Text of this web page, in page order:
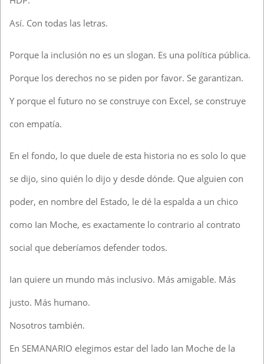
Así. Con todas las letras.
Porque la inclusión no es un slogan. Es una política pública.
Porque los derechos no se piden por favor. Se garantizan.
Y porque el futuro no se construye con Excel, se construye
con empatía.
En el fondo, lo que duele de esta historia no es solo lo que
se dijo, sino quién lo dijo y desde dónde. Que alguien con
poder, en nombre del Estado, le dé la espalda a un chico
como Ian Moche, es exactamente lo contrario al contrato
social que deberíamos defender todos.
Ian quiere un mundo más inclusivo. Más amigable. Más
justo. Más humano.
Nosotros también.
En SEMANARIO elegimos estar del lado Ian Moche de la